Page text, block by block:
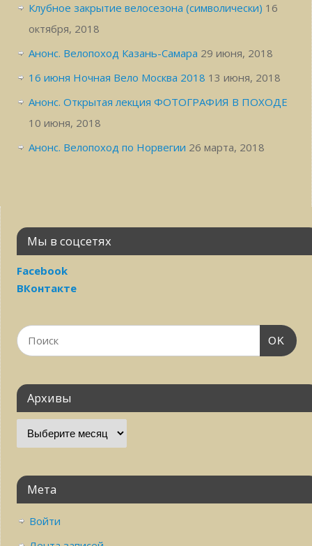
Клубное закрытие велосезона (символически) 16
октября, 2018
Анонс. Велопоход Казань-Самара 29 июня, 2018
16 июня Ночная Вело Москва 2018 13 июня, 2018
Анонс. Открытая лекция ФОТОГРАФИЯ В ПОХОДЕ
10 июня, 2018
Анонс. Велопоход по Норвегии 26 марта, 2018
Мы в соцсетях
Facebook
ВКонтакте
OK
Архивы
Мета
Войти